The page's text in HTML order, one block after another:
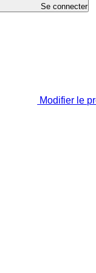
Se connecter
Modifier le